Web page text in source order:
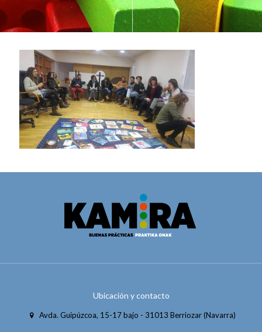
Ubicación y contacto
Avda. Guipúzcoa, 15-17 bajo - 31013 Berriozar (Navarra)